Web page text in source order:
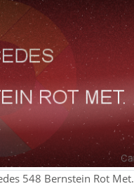
548 Bernstein Rot Met.